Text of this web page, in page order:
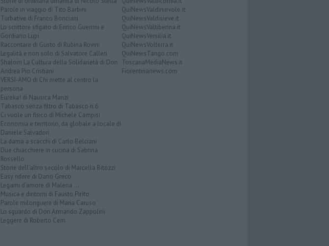
Parole in viaggio di Tito Barbini
Turbative di Franco Bonciani
Lo scrittore sfigato di Enrico Guerrini e
Gordiano Lupi
Raccontare di Gusto di Rubina Rovini
Legalità e non solo di Salvatore Calleri
Shalom La Cultura della Solidarietà di Don
Andrea Pio Cristiani
VERSI-AMO di Chi mette al centro la
persona
Eureka! di Nausica Manzi
Tabasco senza filtro di Tabasco n.6
Ci vuole un fisico di Michele Campisi
Economia e territorio, da globale a locale di
Daniele Salvadori
La dama a scacchi di Carlo Belciani
Due chiacchiere in cucina di Sabrina
Rossello
Storie dell'altro secolo di Marcella Bitozzi
Easy ridere di Dario Greco
Legami d'amore di Malena ...
Musica e dintorni di Fausto Pirìto
Parole milonguere di Maria Caruso
Lo sguardo di Don Armando Zappolini
Leggere di Roberto Cerri
QuiNewsValdinievole.it
QuiNewsValdisieve.it
QuiNewsValtiberina.it
QuiNewsVersilia.it
QuiNewsVolterra.it
QuiNewsTango.com
ToscanaMediaNews.it
Fiorentinanews.com